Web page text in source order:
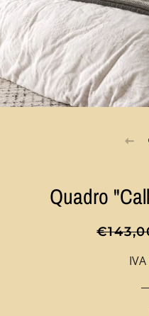
Quadro
Prezzo